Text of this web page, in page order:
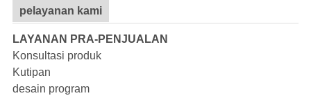
pelayanan kami
LAYANAN PRA-PENJUALAN
Konsultasi produk
Kutipan
desain program